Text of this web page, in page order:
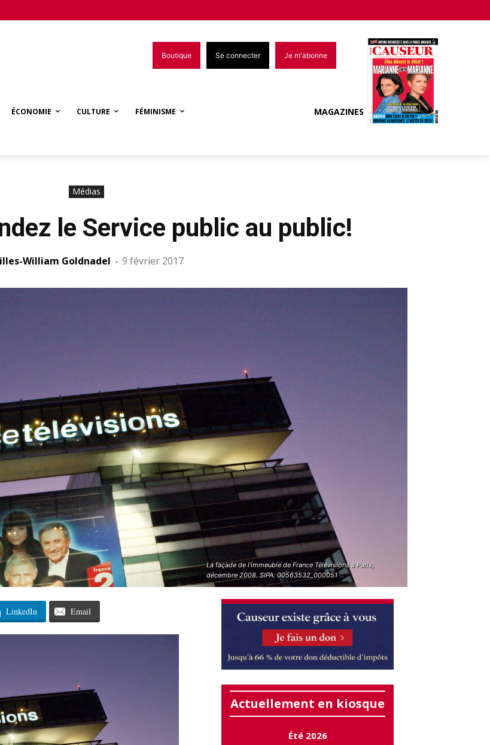
Boutique Se connecter Je m'abonne
ÉCONOMIE CULTURE FÉMINISME MAGAZINES
Médias
le Service public au public!
William Goldnadel - 9 février 2017
La façade de l'immeuble de France Télévisions à Paris,
décembre 2008. SIPA. 00563532_000051
LinkedIn Email
Actuellement en kiosque
Été 2026